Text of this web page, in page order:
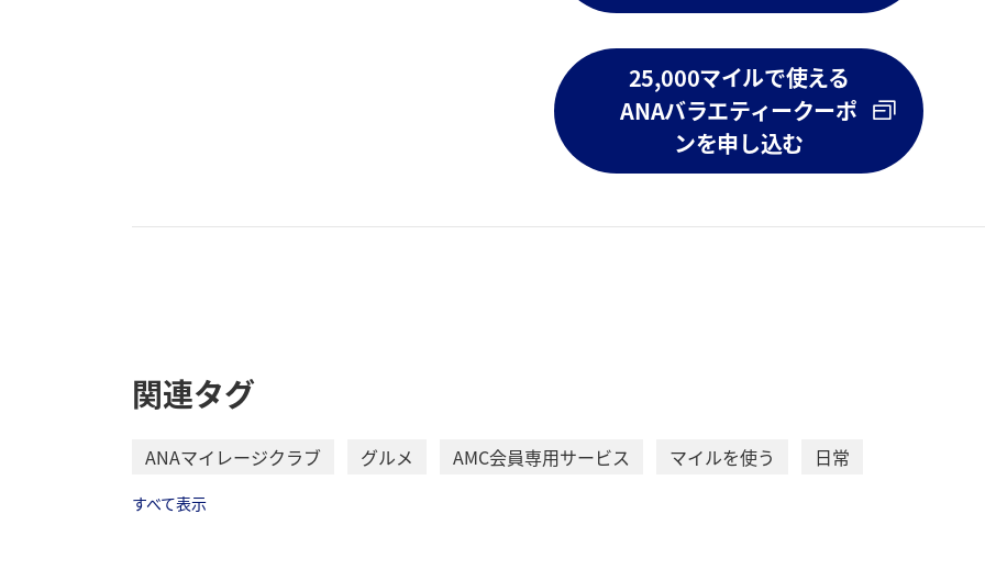
25,000マイルで使える
ANAバラエティークーポ
ンを申し込む
関連タグ
ANAマイレージクラブ グルメ AMC会員専用サービス マイルを使う 日常
すべて表示